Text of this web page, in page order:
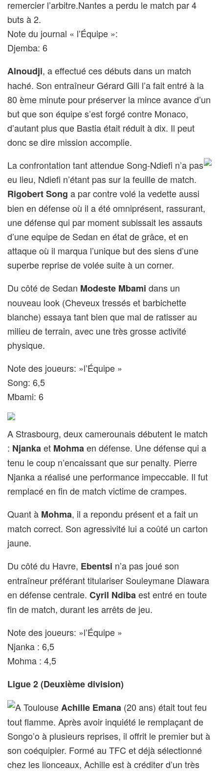
remercier l’arbitre.Nantes a perdu le match par 4
buts à 2.
Note du journal « l’Équipe »:
Djemba: 6
Alnoudji, a effectué ces débuts dans un match
haché. Son entraîneur Gérard Gili l’a fait entré à la
80 ème minute pour préserver la mince avance d’un
but que son équipe s’est forgé contre Monaco,
d’autant plus que Bastia était réduit à dix. Il peut
donc se dire mission accomplie.
La confrontation tant attendue Song-Ndiefi n’a pas
eu lieu, Ndiefi n’étant pas sur la feuille de match.
Rigobert Song a par contre volé la vedette aussi
bien en défense où il a été omniprésent, rassurant,
une défense qui par moment subissait les assauts
d’une equipe de Sedan en état de grâce, et en
attaque où il marqua l’unique but des siens d’une
superbe reprise de volée suite à un corner.
Du côté de Sedan Modeste Mbami dans un
nouveau look (Cheveux tressés et barbichette
blanche) essaya tant bien que mal de ratisser au
milieu de terrain, avec une très grosse activité
physique.
Note des joueurs: »l’Équipe »
Song: 6,5
Mbami: 6
A Strasbourg, deux camerounais débutent le match
: Njankaet Mohmaen défense. Une défense qui a
tenu le coup n’encaissant que sur penalty. Pierre
Njanka a réalisé une performance impeccable. Il fut
remplacé en fin de match victime de crampes.
Quant à Mohma, il a repondu présent et a fait un
match correct. Son agressivité lui a coûté un carton
jaune.
Du côté du Havre, Ebentsi n’a pas joué son
entraîneur préférant titulariser Souleymane Diawara
en défense centrale. Cyril Ndibaest entré en toute
fin de match, durant les arrêts de jeu.
Note des joueurs: »l’Équipe »
Njanka : 6,5
Mohma : 4,5
Ligue 2 (Deuxième division)
A ToulouseAchille Emana (20 ans) était tout feu
tout flamme. Après avoir inquiété le remplaçant de
Songo’o à plusieurs reprises, il offrit le premier but à
son coéquipier. Formé au TFC et déjà sélectionné
chez les lionceaux, Achille est à créditer d’un très